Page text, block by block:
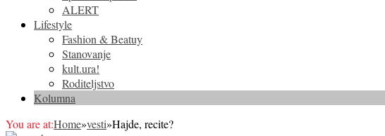
ALERT
Lifestyle
Fashion & Beatuy
Stanovanje
kult.ura!
Roditeljstvo
Kolumna
You are at:Home»vesti»Hajde, recite?